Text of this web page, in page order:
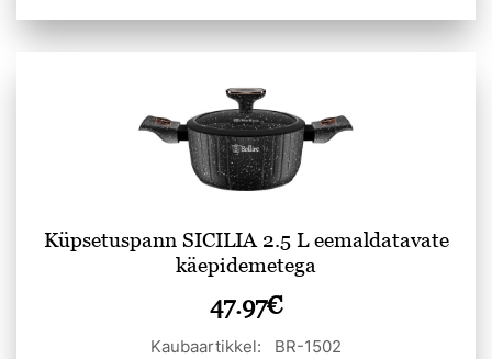
Küpsetuspann SICILIA 2.5 L eemaldatavate
käepidemetega
47.97€
Kaubaartikkel: BR-1502